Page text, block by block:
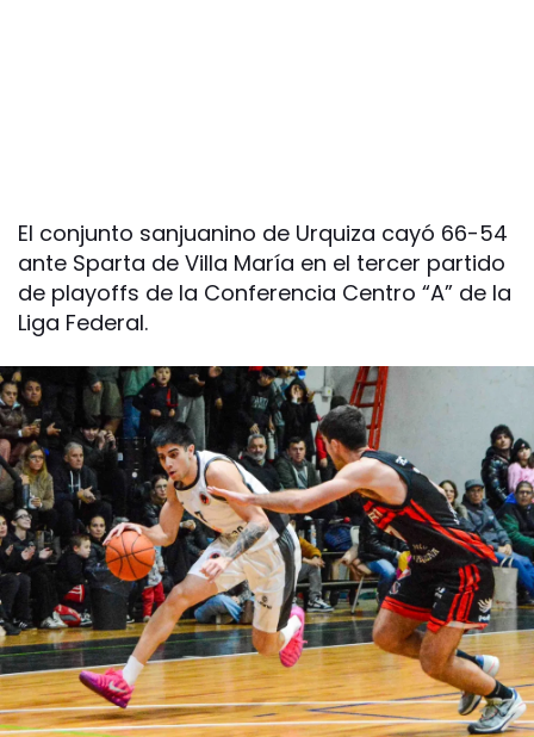
El conjunto sanjuanino de Urquiza cayó 66-54
ante Sparta de Villa María en el tercer partido
de playoffs de la Conferencia Centro “A” de la
Liga Federal.